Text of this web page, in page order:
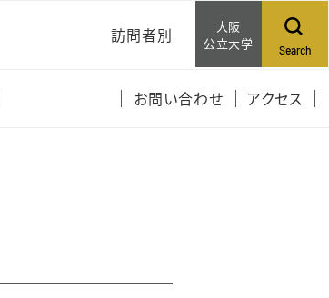
訪問者別
受講生の皆さんへ
大阪
公立大学
Search
お問い合わせ アクセス